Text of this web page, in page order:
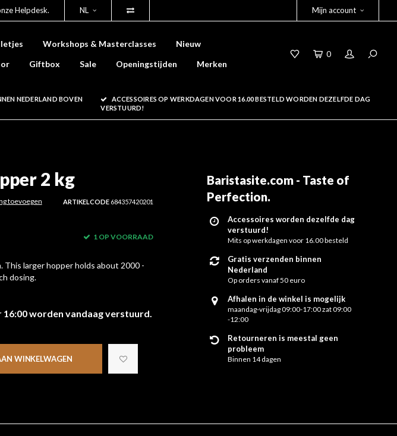
Helpdesk. NL Mijn account
Workshops & Masterclasses
Nieuw
Giftbox Sale Openingstijden Merken
0
NEDERLAND BOVEN
ACCESSOIRES OP WERKDAGEN VOOR 16.00 BESTELD WORDEN DEZELFDE DAG
VERSTUURD!
2 kg
toevoegen ARTIKELCODE684357420201
1 OP VOORRAAD
larger hopper holds about 2000 -
dosing.
worden vandaag verstuurd.
WINKELWAGEN
Baristasite.com - Taste of
Perfection.
Accessoires worden dezelfde dag
verstuurd!
Mits op werkdagen voor 16.00 besteld
Gratis verzenden binnen
Nederland
Op orders vanaf 50 euro
Afhalen in de winkel is mogelijk
maandag-vrijdag 09:00-17:00 zat 09:00
-12:00
Retourneren is meestal geen
probleem
Binnen 14 dagen